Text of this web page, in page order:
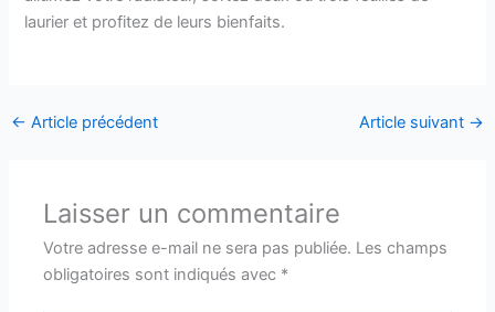
laurier et profitez de leurs bienfaits.
← Article précédent Article suivant →
Laisser un commentaire
Votre adresse e-mail ne sera pas publiée. Les champs
obligatoires sont indiqués avec *